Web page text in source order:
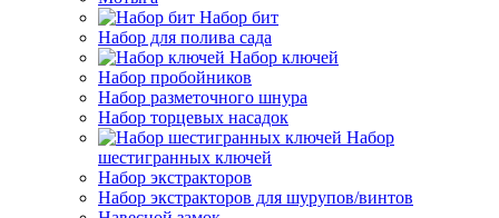
Набор бит
Набор для полива сада
Набор ключей
Набор пробойников
Набор разметочного шнура
Набор торцевых насадок
Набор
шестигранных ключей
Набор экстракторов
Набор экстракторов для шурупов/винтов